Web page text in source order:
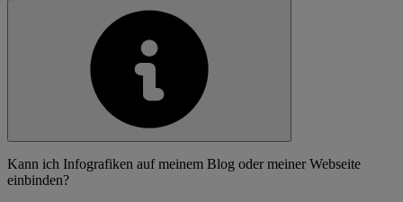
Kann ich Infografiken auf meinem Blog oder meiner Webseite
einbinden?